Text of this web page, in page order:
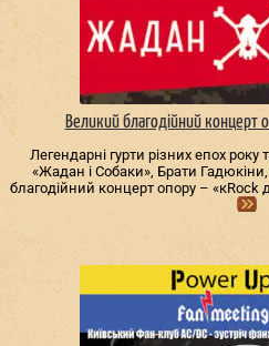
Великий благодійний концерт
Легендарні гурти різних епох
«Жадан і Собаки», Брати
благодійний концерт опору – «кRock